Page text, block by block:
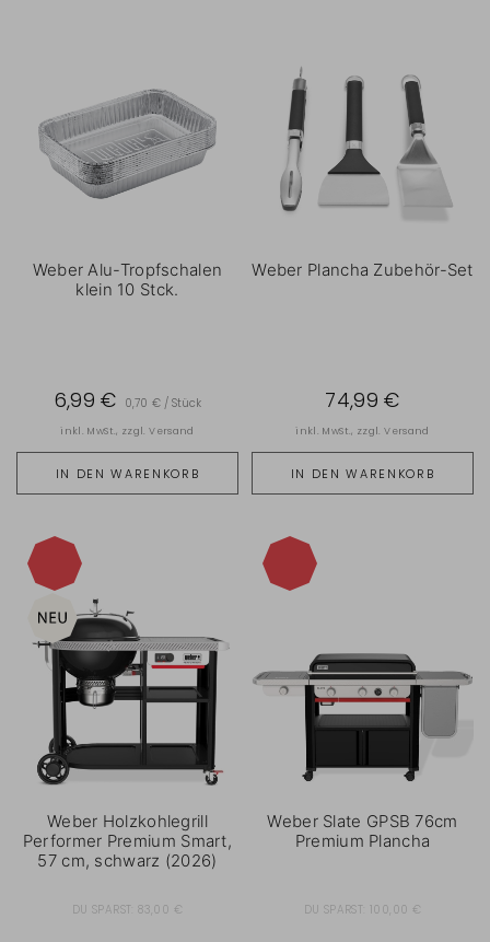
Weber Alu-Tropfschalen
klein 10 Stck.
IN DEN WARENKORB
6,99 € 0,70 € / Stück
inkl. MwSt., zzgl.Versand
Weber Plancha Zubehör-Set
IN DEN WARENKORB
74,99 €
inkl. MwSt., zzgl.Versand
Weber Holzkohlegrill
Performer Premium Smart,
57 cm, schwarz (2026)
DU SPARST:83,00 €
Weber Slate GPSB 76cm
Premium Plancha
DU SPARST: 100,00 €